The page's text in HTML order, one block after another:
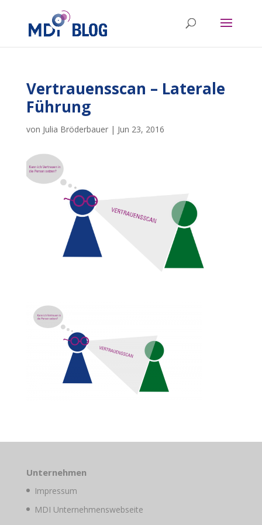
Vertrauensscan – Laterale
Führung
von Julia Bröderbauer| Jun 23, 2016
Unternehmen
Impressum
MDI Unternehmenswebseite